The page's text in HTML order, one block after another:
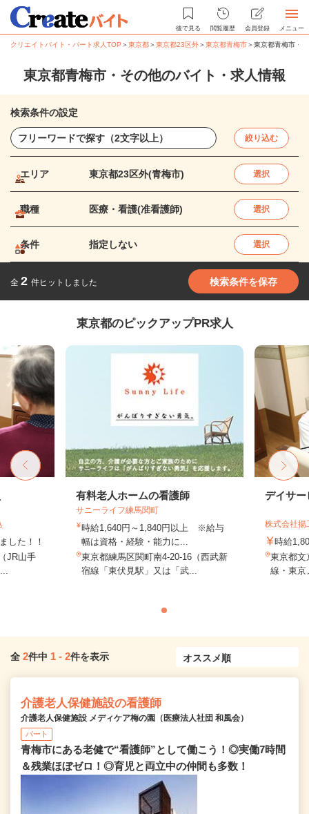
後で見る 閲覧履歴 会員登録 メニュー
クリエイトバイト・パート求人TOP ＞東京都＞東京都23区外＞東京都青梅市＞東京都青梅市・
東京都青梅市・その他のバイト・求人情報
検索条件の設定
絞り込む
エリア 東京都23区外(青梅市) 選択
職種 医療・看護(准看護師) 選択
条件 指定しない 選択
全 2 件ヒットしました 検索条件を保存
東京都のピックアップPR求人
した！！
JR山手
有料老人ホームの看護師
サニーライフ練馬関町
時給1,640円～1,840円以上 ※給与
幅は資格・経験・能力に...
東京都練馬区関町南4-20-16（西武新
宿線「東伏見駅」又は「武...
デイサー
株式会社揚
時給
東京都文
線・東京
全 2件中 1 - 2件を表示
介護老人保健施設の看護師
介護老人保健施設 メディケア梅の園（医療法人社団 和風会）
パート
青梅市にある老健で“看護師”として働こう！◎実働7時間
＆残業ほぼゼロ！◎育児と両立中の仲間も多数！